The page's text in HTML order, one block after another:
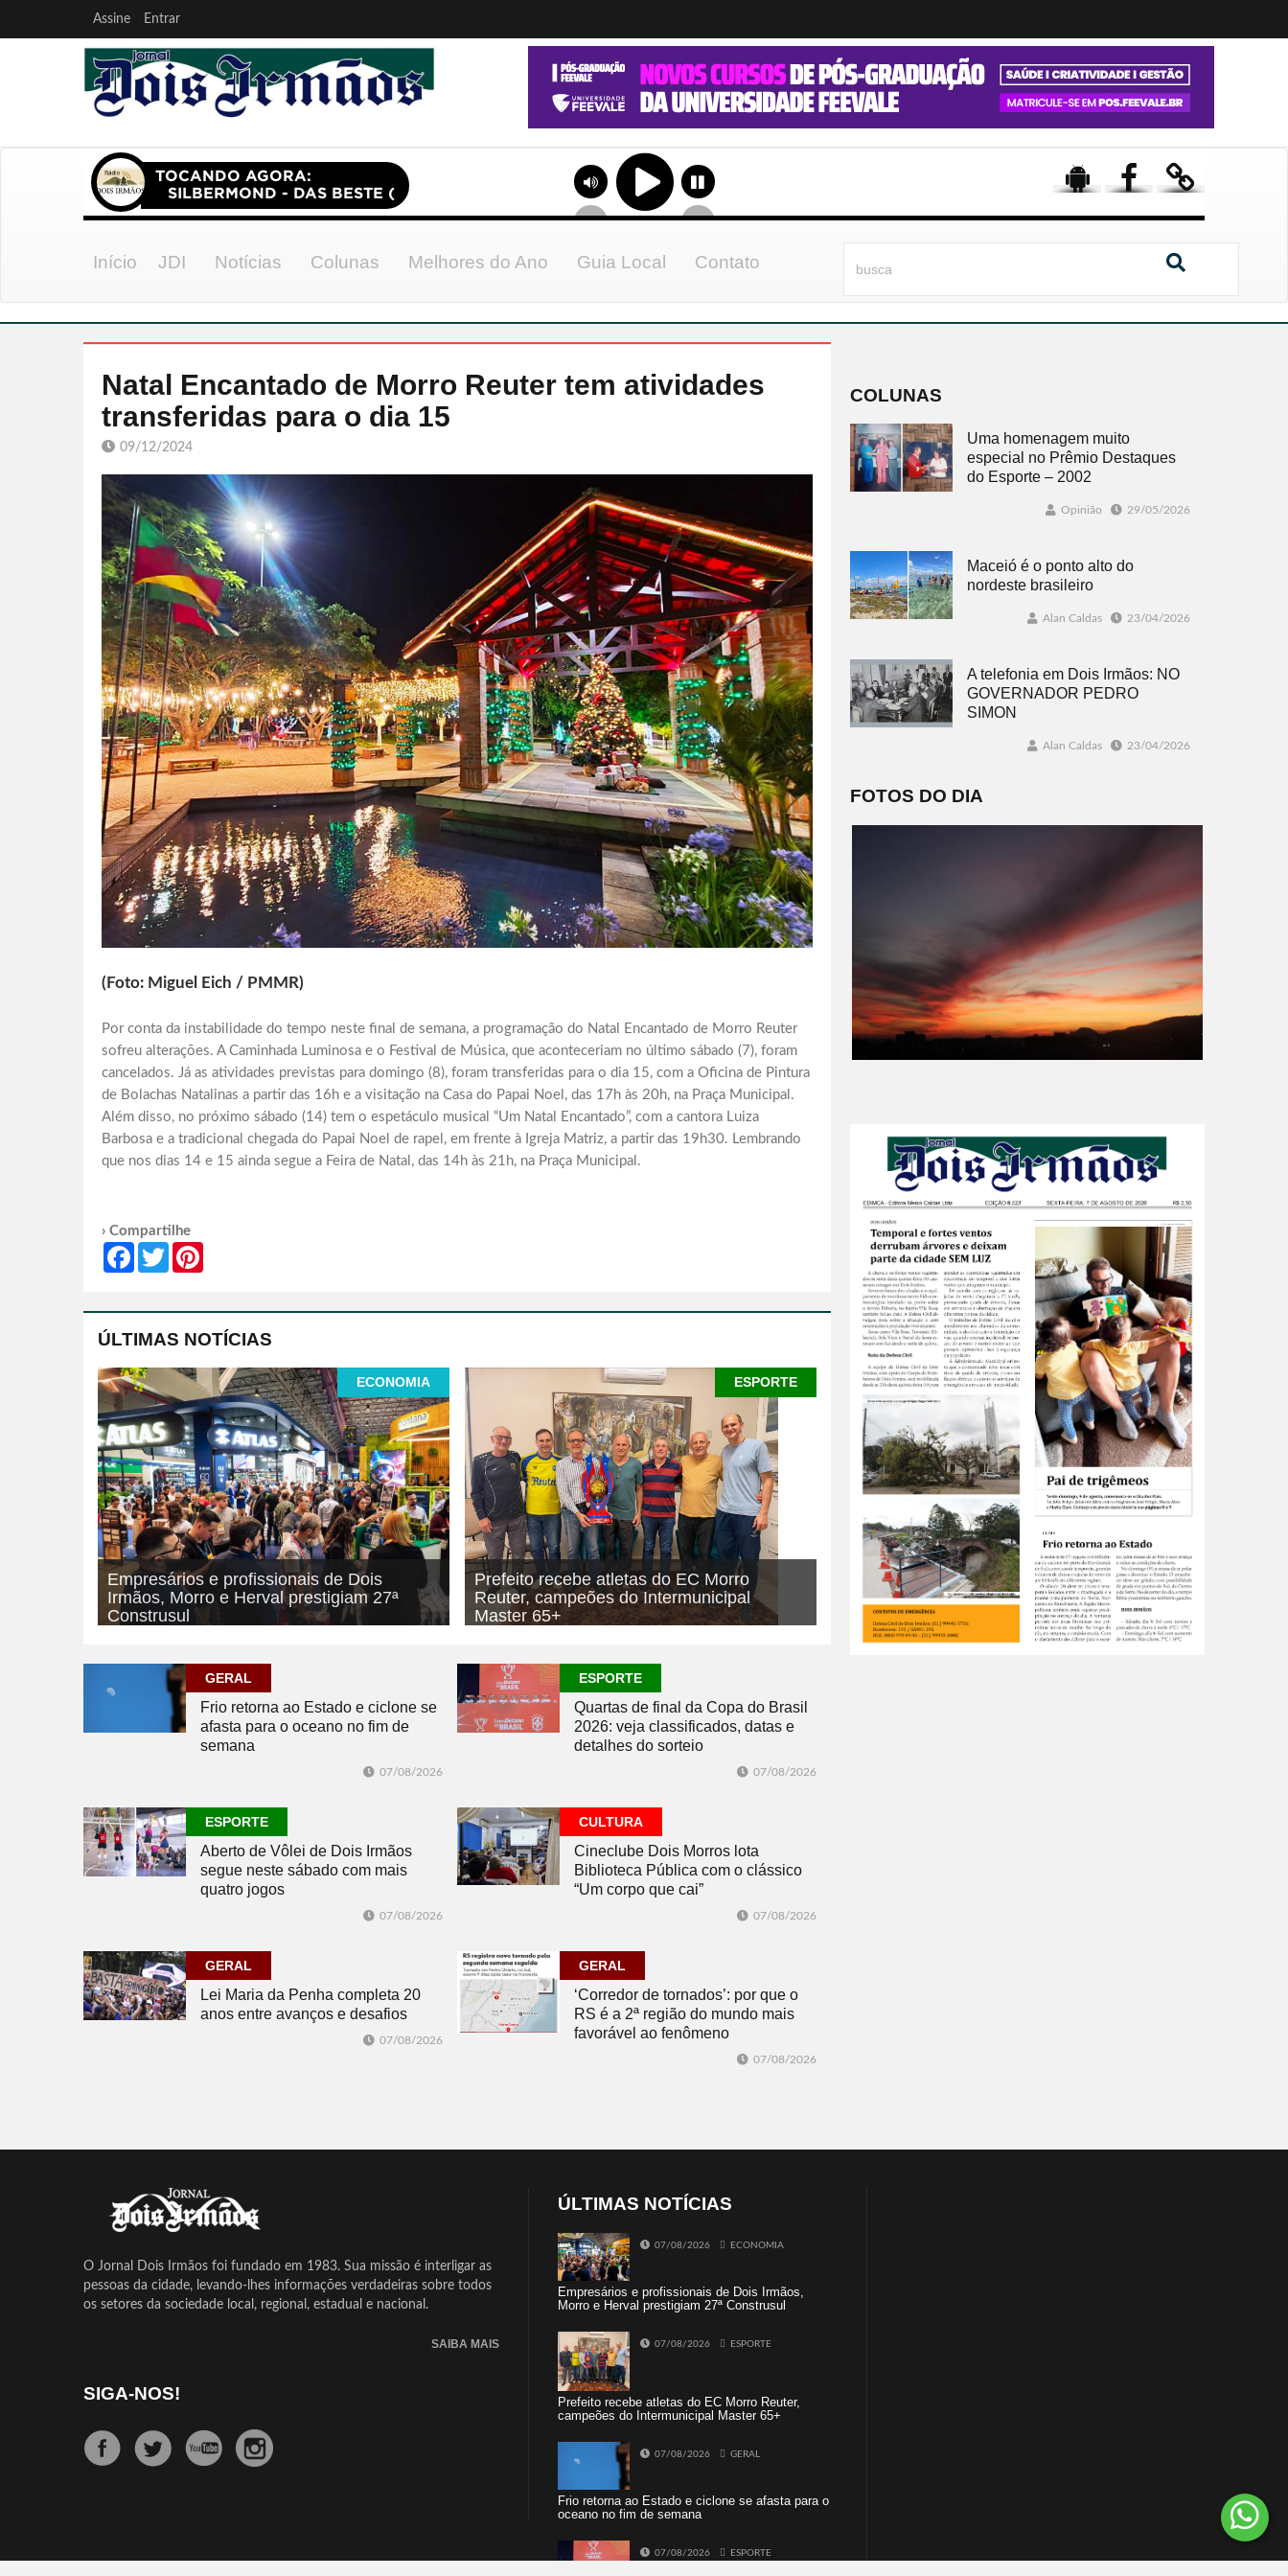
Assine Entrar
Início JDI Notícias Colunas Melhores do Ano Guia Local Contato
Natal Encantado de Morro Reuter tem atividades
transferidas para o dia 15
09/12/2024
(Foto: Miguel Eich / PMMR)
Por conta da instabilidade do tempo neste final de semana, a programação do Natal Encantado de Morro Reuter
sofreu alterações. A Caminhada Luminosa e o Festival de Música, que aconteceriam no último sábado (7), foram
cancelados. Já as atividades previstas para domingo (8), foram transferidas para o dia 15, com a Oficina de Pintura
de Bolachas Natalinas a partir das 16h e a visitação na Casa do Papai Noel, das 17h às 20h, na Praça Municipal.
Além disso, no próximo sábado (14) tem o espetáculo musical “Um Natal Encantado”, com a cantora Luiza
Barbosa e a tradicional chegada do Papai Noel de rapel, em frente à Igreja Matriz, a partir das 19h30. Lembrando
que nos dias 14 e 15 ainda segue a Feira de Natal, das 14h às 21h, na Praça Municipal.
› Compartilhe
FacebookTwitter
ÚLTIMAS NOTÍCIAS
ECONOMIA
Empresários e profissionais de Dois
Irmãos, Morro e Herval prestigiam 27ª
Construsul
ESPORTE
Prefeito recebe atletas do EC Morro
Reuter, campeões do Intermunicipal
Master 65+
GERAL
Frio retorna ao Estado e ciclone se
afasta para o oceano no fim de
semana
07/08/2026
ESPORTE
Quartas de final da Copa do Brasil
2026: veja classificados, datas e
detalhes do sorteio
07/08/2026
ESPORTE
Aberto de Vôlei de Dois Irmãos
segue neste sábado com mais
quatro jogos
07/08/2026
CULTURA
Cineclube Dois Morros lota
Biblioteca Pública com o clássico
“Um corpo que cai”
07/08/2026
GERAL
Lei Maria da Penha completa 20
anos entre avanços e desafios
07/08/2026
GERAL
‘Corredor de tornados’: por que o
RS é a 2ª região do mundo mais
favorável ao fenômeno
07/08/2026
COLUNAS
Uma homenagem muito
especial no Prêmio Destaques
do Esporte – 2002
Opinião 29/05/2026
Maceió é o ponto alto do
nordeste brasileiro
Alan Caldas 23/04/2026
A telefonia em Dois Irmãos: NO
GOVERNADOR PEDRO
SIMON
Alan Caldas 23/04/2026
FOTOS DO DIA
O Jornal Dois Irmãos foi fundado em 1983. Sua missão é interligar as
pessoas da cidade, levando-lhes informações verdadeiras sobre todos
os setores da sociedade local, regional, estadual e nacional.
SAIBA MAIS
SIGA-NOS!
ÚLTIMAS NOTÍCIAS
07/08/2026 ECONOMIA
Empresários e profissionais de Dois Irmãos,
Morro e Herval prestigiam 27ª Construsul
07/08/2026 ESPORTE
Prefeito recebe atletas do EC Morro Reuter,
campeões do Intermunicipal Master 65+
07/08/2026 GERAL
Frio retorna ao Estado e ciclone se afasta para o
oceano no fim de semana
07/08/2026 ESPORTE